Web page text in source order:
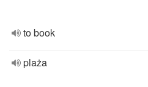
to book
plaża